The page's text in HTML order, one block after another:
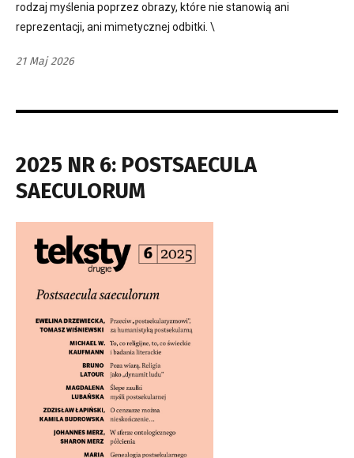
rodzaj myślenia poprzez obrazy, które nie stanowią ani
reprezentacji, ani mimetycznej odbitki. \
21 Maj 2026
2025 NR 6: POSTSAECULA
SAECULORUM